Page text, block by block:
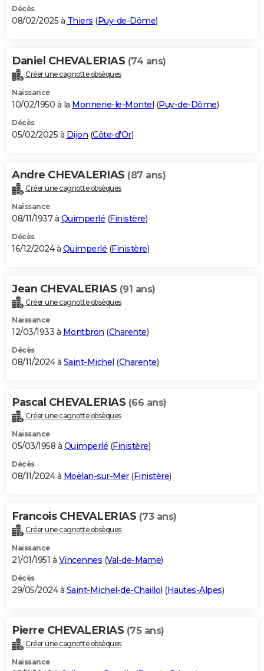
Décès
08/02/2025 à Thiers (Puy-de-Dôme)
Daniel CHEVALERIAS (74 ans)
Créer une cagnotte obsèques
Naissance
10/02/1950 à la Monnerie-le-Montel (Puy-de-Dôme)
Décès
05/02/2025 à Dijon (Côte-d'Or)
Andre CHEVALERIAS (87 ans)
Créer une cagnotte obsèques
Naissance
08/11/1937 à Quimperlé (Finistère)
Décès
16/12/2024 à Quimperlé (Finistère)
Jean CHEVALERIAS (91 ans)
Créer une cagnotte obsèques
Naissance
12/03/1933 à Montbron (Charente)
Décès
08/11/2024 à Saint-Michel (Charente)
Pascal CHEVALERIAS (66 ans)
Créer une cagnotte obsèques
Naissance
05/03/1958 à Quimperlé (Finistère)
Décès
08/11/2024 à Moëlan-sur-Mer(Finistère)
Francois CHEVALERIAS (73 ans)
Créer une cagnotte obsèques
Naissance
21/01/1951 à Vincennes (Val-de-Marne)
Décès
29/05/2024 à Saint-Michel-de-Chaillol (Hautes-Alpes)
Pierre CHEVALERIAS (75 ans)
Créer une cagnotte obsèques
Naissance